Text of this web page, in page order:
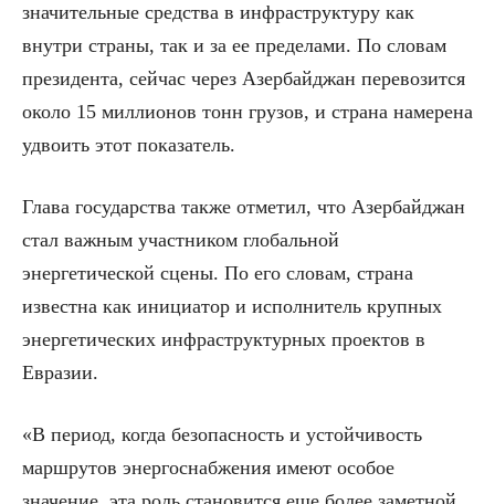
значительные средства в инфраструктуру как
внутри страны, так и за ее пределами. По словам
президента, сейчас через Азербайджан перевозится
около 15 миллионов тонн грузов, и страна намерена
удвоить этот показатель.
Глава государства также отметил, что Азербайджан
стал важным участником глобальной
энергетической сцены. По его словам, страна
известна как инициатор и исполнитель крупных
энергетических инфраструктурных проектов в
Евразии.
«В период, когда безопасность и устойчивость
маршрутов энергоснабжения имеют особое